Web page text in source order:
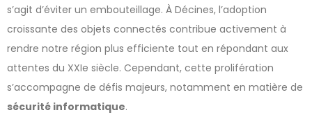
s’agit d’éviter un embouteillage. À Décines, l’adoption
croissante des objets connectés contribue activement à
rendre notre région plus efficiente tout en répondant aux
attentes du XXIe siècle. Cependant, cette prolifération
s’accompagne de défis majeurs, notamment en matière de
sécurité informatique.